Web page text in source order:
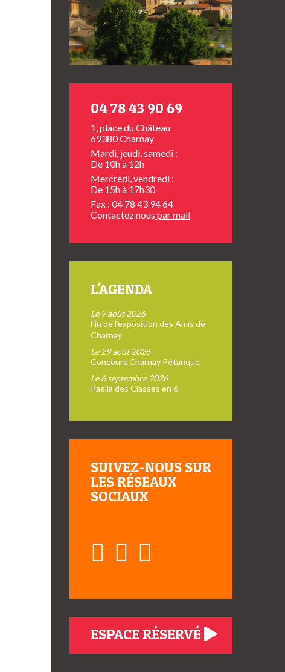
04 78 43 90 69
1, place du Château
69380 Charnay
Mardi, jeudi, samedi :
De 10h à 12h
Mercredi, vendredi :
De 15h à 17h30
Fax : 04 78 43 94 64
Contactez nous par mail
L'AGENDA
Le 9 août 2026
Fin de l’exposition des Amis de
Charnay
Le 29 août 2026
Concours Charnay Pétanque
Le 6 septembre 2026
Paella des Classes en 6
SUIVEZ-NOUS SUR
LES RÉSEAUX
SOCIAUX
ESPACE RÉSERVÉ